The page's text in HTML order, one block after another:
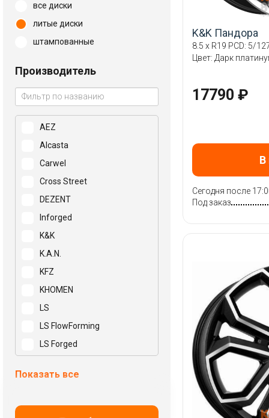
все диски
литые диски
штампованные
Производитель
AEZ
Alcasta
Carwel
Cross Street
DEZENT
Inforged
K&K
K.A.N.
KFZ
KHOMEN
LS
LS FlowForming
LS Forged
N2O
Показать все
K&K Пандора
8.5 x R19 PCD: 5/
Цвет: Дарк
17790 ₽
В
Сегодня после
Под заказ